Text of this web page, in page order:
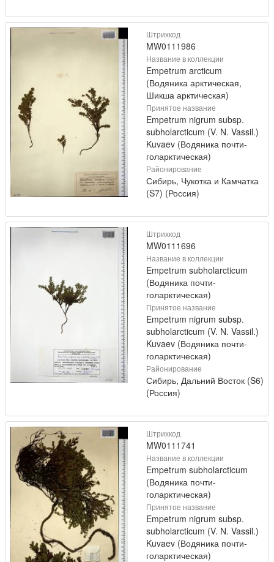
Штрихкод
MW0111986
Название в коллекции
Empetrum arcticum
(Водяника арктическая,
Шикша арктическая)
Принятое название
Empetrum nigrum subsp.
subholarcticum (V. N. Vassil.)
Kuvaev (Водяника почти-
голарктическая)
Районирование
Сибирь, Чукотка и Камчатка
(S7) (Россия)
Штрихкод
MW0111696
Название в коллекции
Empetrum subholarcticum
(Водяника почти-
голарктическая)
Принятое название
Empetrum nigrum subsp.
subholarcticum (V. N. Vassil.)
Kuvaev (Водяника почти-
голарктическая)
Районирование
Сибирь, Дальний Восток (S6)
(Россия)
Штрихкод
MW0111741
Название в коллекции
Empetrum subholarcticum
(Водяника почти-
голарктическая)
Принятое название
Empetrum nigrum subsp.
subholarcticum (V. N. Vassil.)
Kuvaev (Водяника почти-
голарктическая)